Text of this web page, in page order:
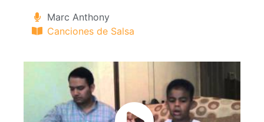
Marc Anthony
Canciones de Salsa